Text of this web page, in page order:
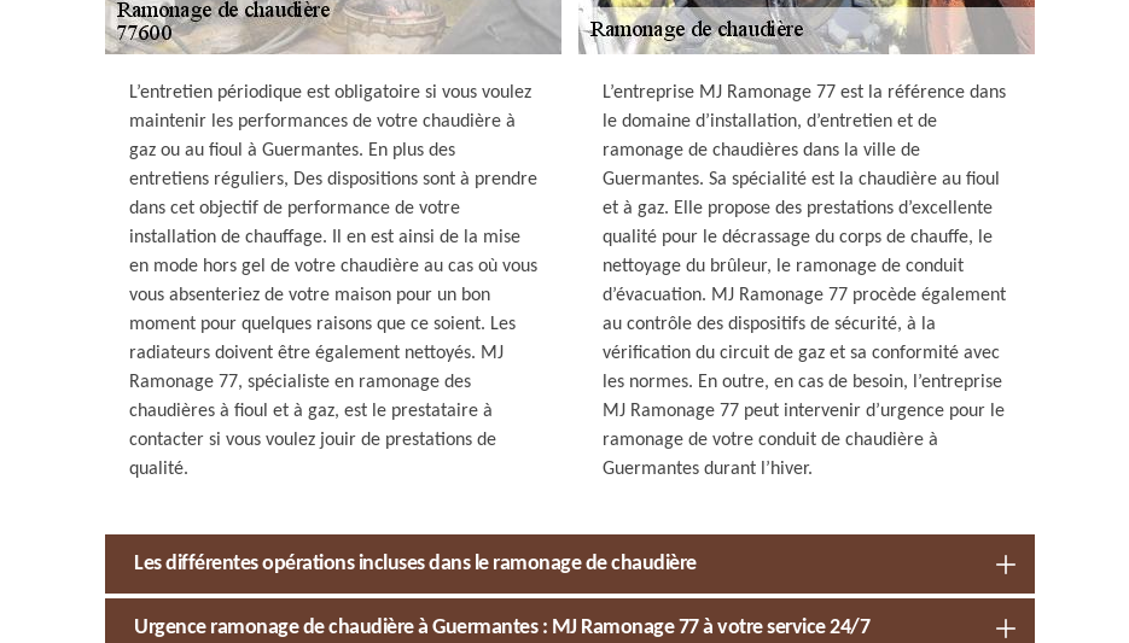
L’entretien périodique est obligatoire si vous voulez
maintenir les performances de votre chaudière à
gaz ou au fioul à Guermantes. En plus des
entretiens réguliers, Des dispositions sont à prendre
dans cet objectif de performance de votre
installation de chauffage. Il en est ainsi de la mise
en mode hors gel de votre chaudière au cas où vous
vous absenteriez de votre maison pour un bon
moment pour quelques raisons que ce soient. Les
radiateurs doivent être également nettoyés. MJ
Ramonage 77, spécialiste en ramonage des
chaudières à fioul et à gaz, est le prestataire à
contacter si vous voulez jouir de prestations de
qualité.
L’entreprise MJ Ramonage 77 est la référence dans
le domaine d’installation, d’entretien et de
ramonage de chaudières dans la ville de
Guermantes. Sa spécialité est la chaudière au fioul
et à gaz. Elle propose des prestations d’excellente
qualité pour le décrassage du corps de chauffe, le
nettoyage du brûleur, le ramonage de conduit
d’évacuation. MJ Ramonage 77 procède également
au contrôle des dispositifs de sécurité, à la
vérification du circuit de gaz et sa conformité avec
les normes. En outre, en cas de besoin, l’entreprise
MJ Ramonage 77 peut intervenir d’urgence pour le
ramonage de votre conduit de chaudière à
Guermantes durant l’hiver.
Les différentes opérations incluses dans le ramonage de chaudière
Urgence ramonage de chaudière à Guermantes : MJ Ramonage 77 à votre service 24/7